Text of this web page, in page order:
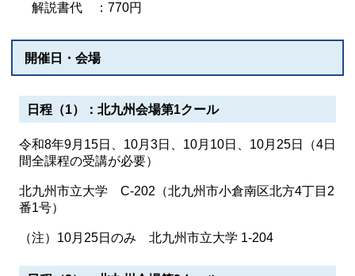
解説書代 ：770円
開催日・会場
日程（1）：北九州会場第1クール
令和8年9月15日、10月3日、10月10日、10月25日（4日
間全課程の受講が必要）
北九州市立大学 C-202（北九州市小倉南区北方4丁目2
番1号）
（注）10月25日のみ 北九州市立大学 1-204